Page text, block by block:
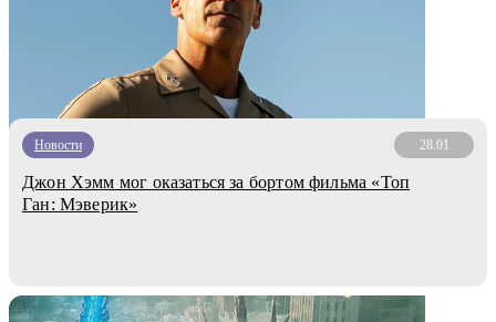
Новости 28.01
Джон Хэмм мог оказаться за бортом фильма «Топ
Ган: Мэверик»